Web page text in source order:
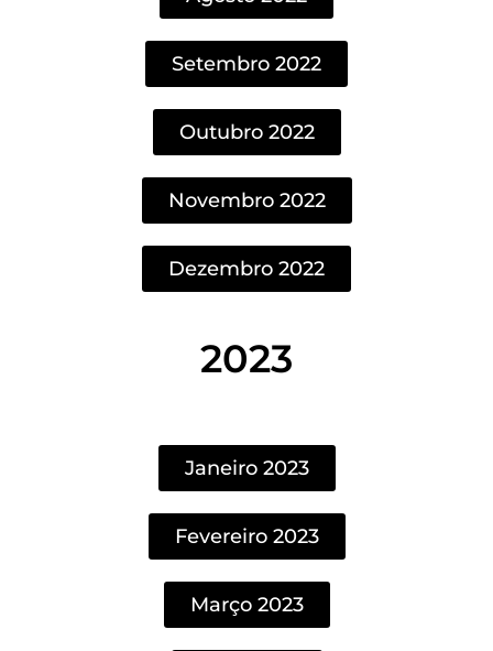
Setembro 2022
Outubro 2022
Novembro 2022
Dezembro 2022
2023
Janeiro 2023
Fevereiro 2023
Março 2023